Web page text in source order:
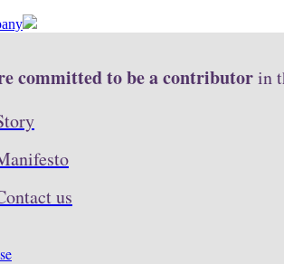
committed to be a contributorin
us